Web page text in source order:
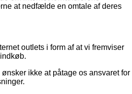
at nedfælde en omtale af deres
outlets i form af at vi fremviser
ikke at påtage os ansvaret for